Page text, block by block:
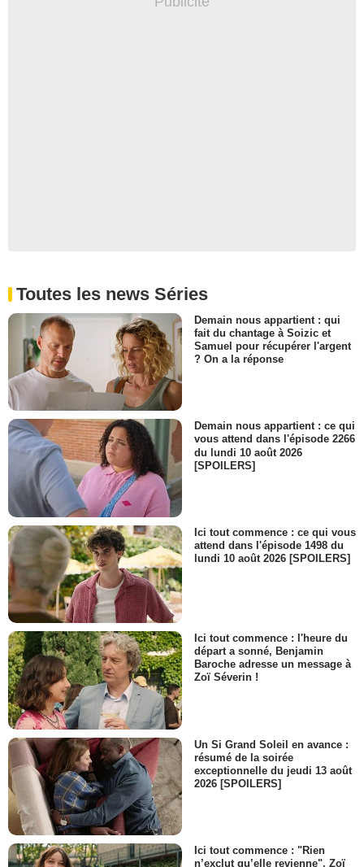
Toutes les news Séries
Demain nous appartient : qui
fait du chantage à Soizic et
Samuel pour récupérer l'argent
? On a la réponse
Demain nous appartient : ce qui
vous attend dans l'épisode 2266
du lundi 10 août 2026
[SPOILERS]
Ici tout commence : ce qui vous
attend dans l'épisode 1498 du
lundi 10 août 2026 [SPOILERS]
Ici tout commence : l'heure du
départ a sonné, Benjamin
Baroche adresse un message à
Zoï Séverin !
Un Si Grand Soleil en avance :
résumé de la soirée
exceptionnelle du jeudi 13 août
2026 [SPOILERS]
Ici tout commence : "Rien
n’exclut qu’elle revienne", Zoï